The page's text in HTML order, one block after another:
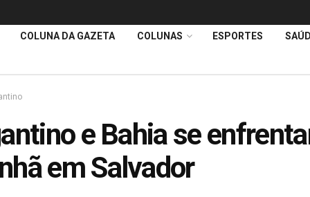
COLUNA DA GAZETA COLUNAS ESPORTES
e Bahia se
em Salvador